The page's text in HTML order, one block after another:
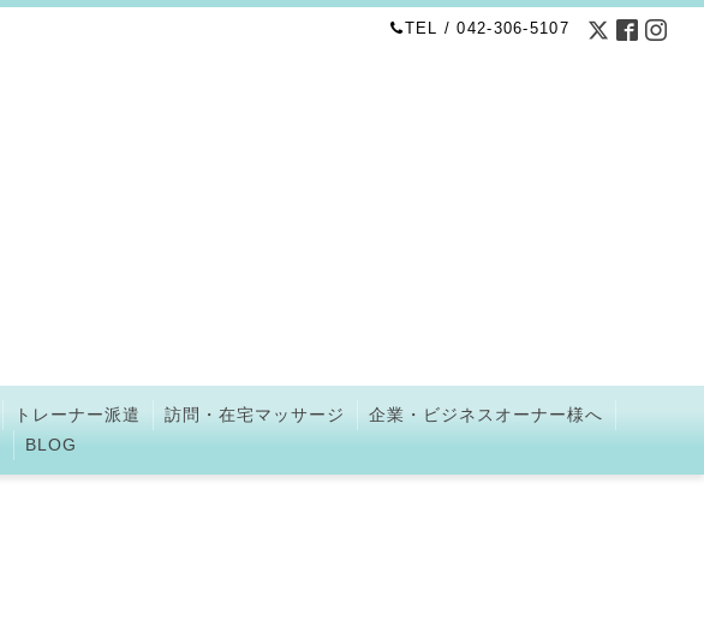
TEL / 042-306-5107
トレーナー派遣 訪問・在宅マッサージ
企業・ビジネスオーナー様へ
BLOG